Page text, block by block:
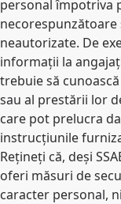
personal împotriva
necorespunzătoare
neautorizate. De
informații la
trebuie să
sau al prestării lor
care pot prelucra
instrucțiunile
Rețineți că, deși
oferi măsuri de
caracter personal,